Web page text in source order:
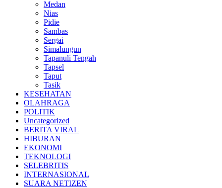
Medan
Nias
Pidie
Sambas
Sergai
Simalungun
Tapanuli Tengah
Tapsel
Taput
Tasik
KESEHATAN
OLAHRAGA
POLITIK
Uncategorized
BERITA VIRAL
HIBURAN
EKONOMI
TEKNOLOGI
SELEBRITIS
INTERNASIONAL
SUARA NETIZEN